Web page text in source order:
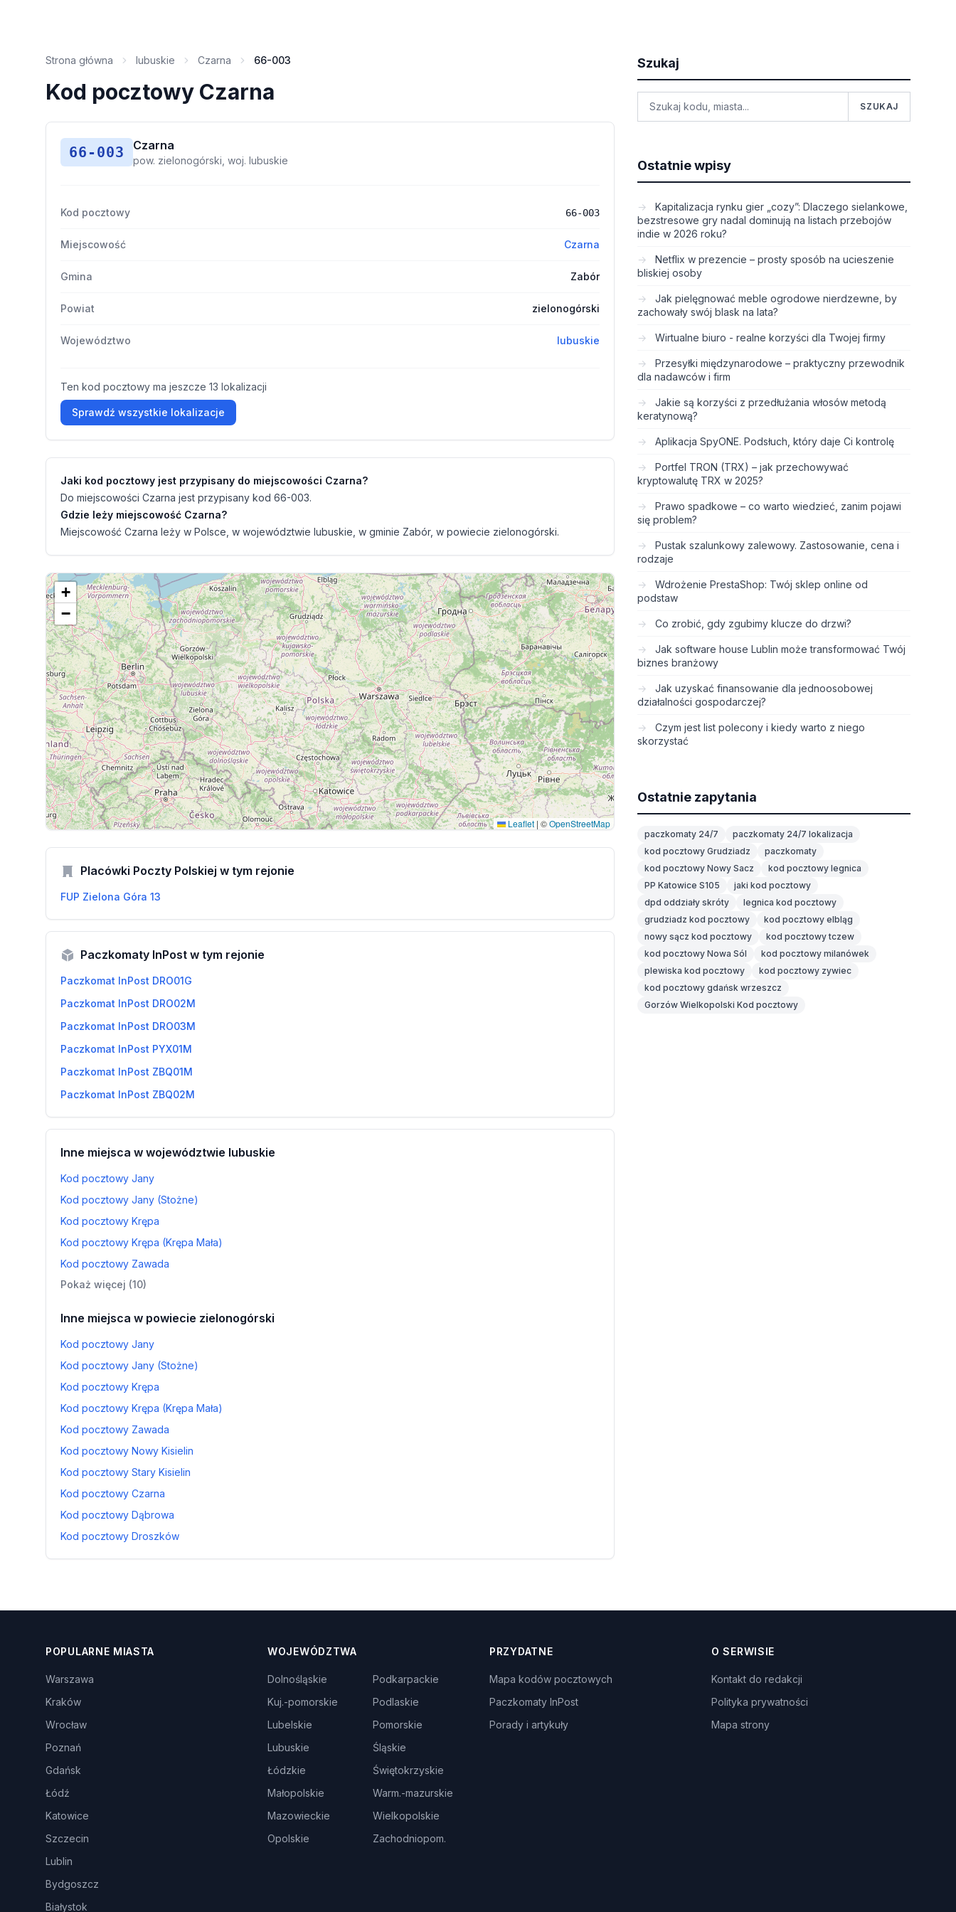
Strona główna lubuskie Czarna 66-003
Kod pocztowy Czarna
66-003 Czarna
pow. zielonogórski, woj. lubuskie
Kod pocztowy 66-003
Miejscowość Czarna
Gmina Zabór
Powiat zielonogórski
Województwo lubuskie
Ten kod pocztowy ma jeszcze 13 lokalizacji
Sprawdź wszystkie lokalizacje
Jaki kod pocztowy jest przypisany do miejscowości Czarna?
Do miejscowości Czarna jest przypisany kod 66-003.
Gdzie leży miejscowość Czarna?
Miejscowość Czarna leży w Polsce, w województwie lubuskie, w gminie Zabór, w powiecie zielonogórski.
+
−
Leaflet | ©OpenStreetMap
Placówki Poczty Polskiej w tym rejonie
FUP Zielona Góra 13
Paczkomaty InPost w tym rejonie
Paczkomat InPost DRO01G
Paczkomat InPost DRO02M
Paczkomat InPost DRO03M
Paczkomat InPost PYX01M
Paczkomat InPost ZBQ01M
Paczkomat InPost ZBQ02M
Inne miejsca w województwie lubuskie
Kod pocztowy Jany
Kod pocztowy Jany (Stożne)
Kod pocztowy Krępa
Kod pocztowy Krępa (Krępa Mała)
Kod pocztowy Zawada
Pokaż więcej (10)
Inne miejsca w powiecie zielonogórski
Kod pocztowy Jany
Kod pocztowy Jany (Stożne)
Kod pocztowy Krępa
Kod pocztowy Krępa (Krępa Mała)
Kod pocztowy Zawada
Kod pocztowy Nowy Kisielin
Kod pocztowy Stary Kisielin
Kod pocztowy Czarna
Kod pocztowy Dąbrowa
Kod pocztowy Droszków
Szukaj
SZUKAJ
Ostatnie wpisy
Kapitalizacja rynku gier „cozy”: Dlaczego sielankowe,
bezstresowe gry nadal dominują na listach przebojów
indie w 2026 roku?
Netflix w prezencie – prosty sposób na ucieszenie
bliskiej osoby
Jak pielęgnować meble ogrodowe nierdzewne, by
zachowały swój blask na lata?
Wirtualne biuro - realne korzyści dla Twojej firmy
Przesyłki międzynarodowe – praktyczny przewodnik
dla nadawców i firm
Jakie są korzyści z przedłużania włosów metodą
keratynową?
Aplikacja SpyONE. Podsłuch, który daje Ci kontrolę
Portfel TRON (TRX) – jak przechowywać
kryptowalutę TRX w 2025?
Prawo spadkowe – co warto wiedzieć, zanim pojawi
się problem?
Pustak szalunkowy zalewowy. Zastosowanie, cena i
rodzaje
Wdrożenie PrestaShop: Twój sklep online od
podstaw
Co zrobić, gdy zgubimy klucze do drzwi?
Jak software house Lublin może transformować Twój
biznes branżowy
Jak uzyskać finansowanie dla jednoosobowej
działalności gospodarczej?
Czym jest list polecony i kiedy warto z niego
skorzystać
Ostatnie zapytania
paczkomaty 24/7
paczkomaty 24/7 lokalizacja
kod pocztowy Grudziadz
paczkomaty
kod pocztowy Nowy Sacz
kod pocztowy legnica
PP Katowice S105
jaki kod pocztowy
dpd oddziały skróty
legnica kod pocztowy
grudziadz kod pocztowy
kod pocztowy elbląg
nowy sącz kod pocztowy
kod pocztowy tczew
kod pocztowy Nowa Sól
kod pocztowy milanówek
plewiska kod pocztowy
kod pocztowy zywiec
kod pocztowy gdańsk wrzeszcz
Gorzów Wielkopolski Kod pocztowy
POPULARNE MIASTA
Warszawa
Kraków
Wrocław
Poznań
Gdańsk
Łódź
Katowice
Szczecin
Lublin
Bydgoszcz
Białystok
WOJEWÓDZTWA
Dolnośląskie
Kuj.-pomorskie
Lubelskie
Lubuskie
Łódzkie
Małopolskie
Mazowieckie
Opolskie
Podkarpackie
Podlaskie
Pomorskie
Śląskie
Świętokrzyskie
Warm.-mazurskie
Wielkopolskie
Zachodniopom.
PRZYDATNE
Mapa kodów pocztowych
Paczkomaty InPost
Porady i artykuły
O SERWISIE
Kontakt do redakcji
Polityka prywatności
Mapa strony